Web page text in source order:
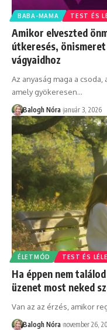
BABA-MAMA TEST ÉS
Amikor elveszted
útkeresés,
vágyaidhoz
Az anyaság maga a
amely gyökeresen…
Balogh Nóra január 3, 2026
ÉLETMÓD TEST ÉS
Ha éppen nem
üzenet most neked
Van az az érzés, amikor
Balogh Nóra november 26,